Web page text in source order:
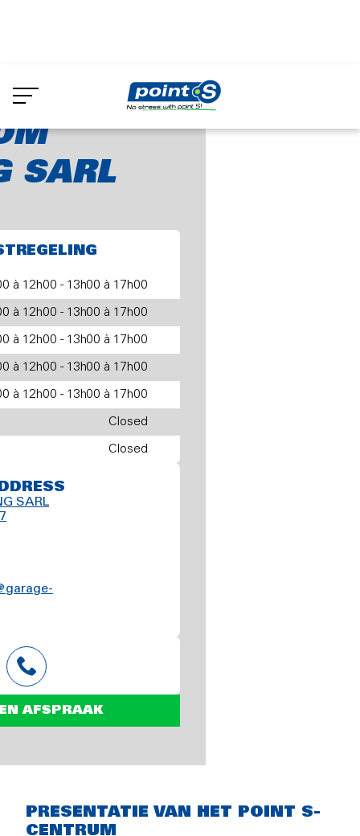
to
main
SARL
à 12h00 - 13h00 à 17h00
à 12h00 - 13h00 à 17h00
à 12h00 - 13h00 à 17h00
à 12h00 - 13h00 à 17h00
à 12h00 - 13h00 à 17h00
Closed
Closed
SARL
AFSPRAAK
PRESENTATIE VAN HET POINT S-
CENTRUM